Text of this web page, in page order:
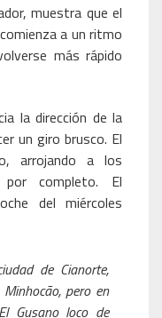
muestra que el
a un ritmo
más rápido
la dirección de la
un giro brusco. El
arrojando a los
completo. El
del miércoles
de Cianorte,
pero en
Gusano loco de